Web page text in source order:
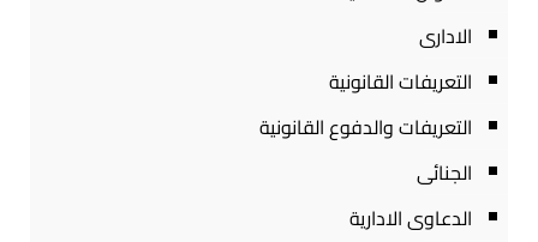
الادارى
التعريفات القانونية
التعريفات والدفوع القانونية
الجنائى
الدعاوى الادارية